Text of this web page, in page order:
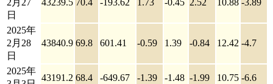
2月27
日
43239.5 70.4 -193.62 1.73 -0.45 2.52 10.88 -3.89
2025年
2月28
日
43840.9 69.8 601.41 -0.59 1.39 -0.84 12.42 -4.7
2025年
43191.2 68.4 -649.67 -1.39 -1.48 -1.99 10.75 -6.6